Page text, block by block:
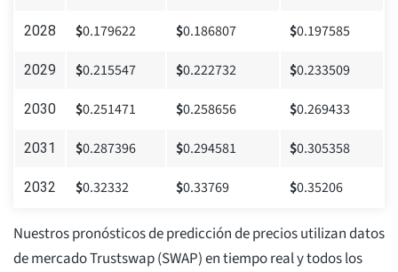
2028 $0.179622 $0.186807 $0.197585
2029 $0.215547 $0.222732 $0.233509
2030 $0.251471 $0.258656 $0.269433
2031 $0.287396 $0.294581 $0.305358
2032 $0.32332 $0.33769 $0.35206
Nuestros pronósticos de predicción de precios utilizan datos
de mercado Trustswap (SWAP) en tiempo real y todos los